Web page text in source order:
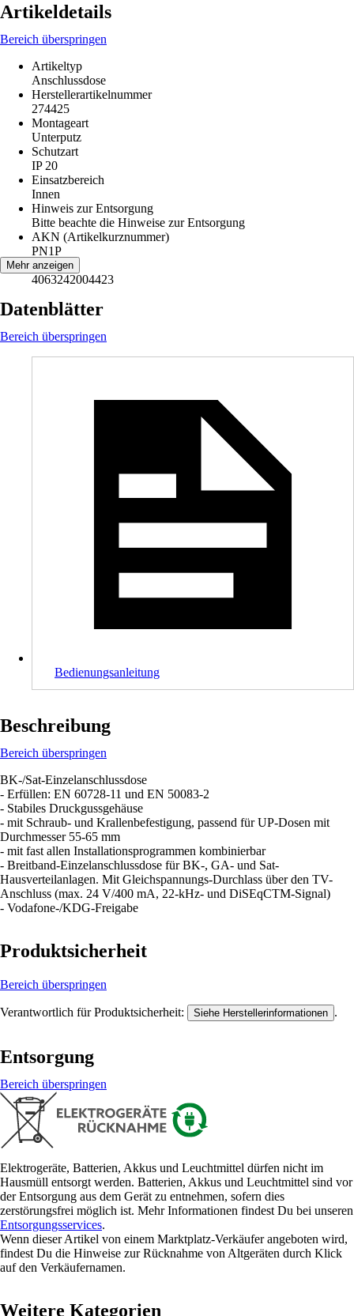
Artikeldetails
Bereich überspringen
Artikeltyp
Anschlussdose
Herstellerartikelnummer
274425
Montageart
Unterputz
Schutzart
IP 20
Einsatzbereich
Innen
Hinweis zur Entsorgung
Bitte beachte die Hinweise zur Entsorgung
AKN (Artikelkurznummer)
PN1P
EAN
4063242004423
Mehr anzeigen
Datenblätter
Bereich überspringen
Bedienungsanleitung
Beschreibung
Bereich überspringen
BK-/Sat-Einzelanschlussdose
- Erfüllen: EN 60728-11 und EN 50083-2
- Stabiles Druckgussgehäuse
- mit Schraub- und Krallenbefestigung, passend für UP-Dosen mit
Durchmesser 55-65 mm
- mit fast allen Installationsprogrammen kombinierbar
- Breitband-Einzelanschlussdose für BK-, GA- und Sat-
Hausverteilanlagen. Mit Gleichspannungs-Durchlass über den TV-
Anschluss (max. 24 V/400 mA, 22-kHz- und DiSEqCTM-Signal)
- Vodafone-/KDG-Freigabe
Produktsicherheit
Bereich überspringen
Verantwortlich für Produktsicherheit: Siehe Herstellerinformationen .
Entsorgung
Bereich überspringen
Elektrogeräte, Batterien, Akkus und Leuchtmittel dürfen nicht im
Hausmüll entsorgt werden. Batterien, Akkus und Leuchtmittel sind vor
der Entsorgung aus dem Gerät zu entnehmen, sofern dies
zerstörungsfrei möglich ist. Mehr Informationen findest Du bei unseren
Entsorgungsservices.
Wenn dieser Artikel von einem Marktplatz-Verkäufer angeboten wird,
findest Du die Hinweise zur Rücknahme von Altgeräten durch Klick
auf den Verkäufernamen.
Weitere Kategorien